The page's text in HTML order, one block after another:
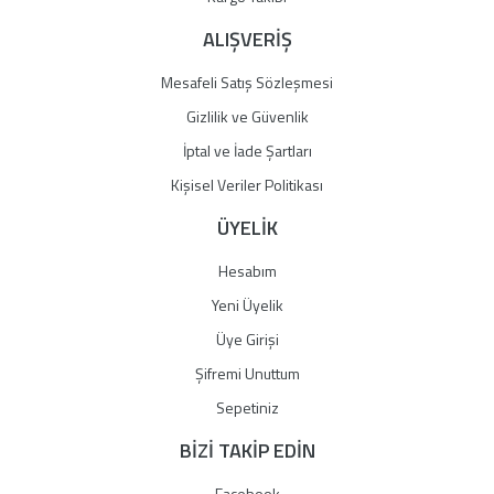
ALIŞVERİŞ
Mesafeli Satış Sözleşmesi
Gizlilik ve Güvenlik
İptal ve İade Şartları
Kişisel Veriler Politikası
ÜYELİK
Hesabım
Yeni Üyelik
Üye Girişi
Şifremi Unuttum
Sepetiniz
BİZİ TAKİP EDİN